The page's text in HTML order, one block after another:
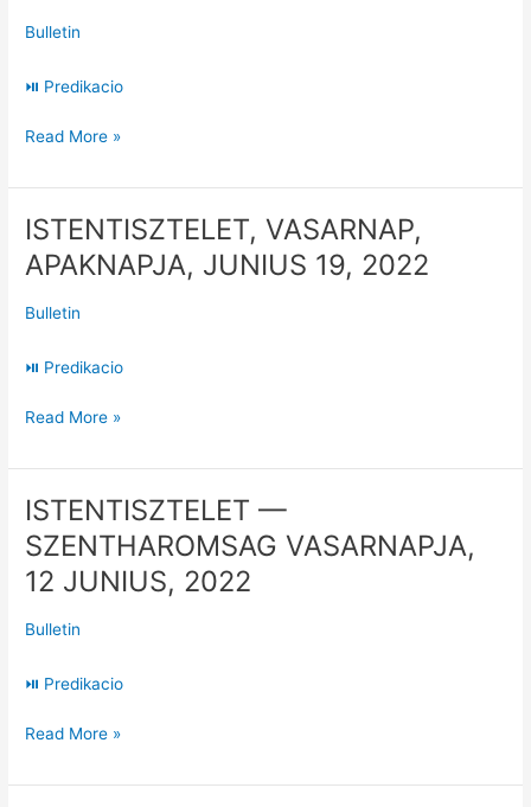
Bulletin
⏯ Predikacio
JUNIUS
Read More »
ISTENTISZTELET, VASARNAP,
APAKNAPJA, JUNIUS 19, 2022
Bulletin
⏯ Predikacio
ISTENTISZTELET,
VASARNAP,
APAKNAPJA,
JUNIUS
Read More »
ISTENTISZTELET —
SZENTHAROMSAG VASARNAPJA,
12 JUNIUS, 2022
Bulletin
⏯ Predikacio
ISTENTISZTELET
—
SZENTHAROMSAG
VASARNAPJA,
JUNIUS,
Read More »